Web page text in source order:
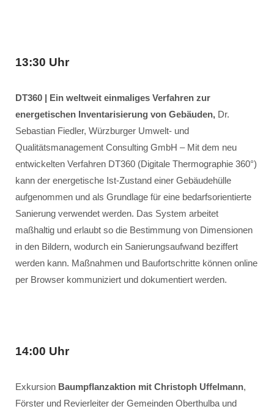
13:30 Uhr
DT360 | Ein weltweit einmaliges Verfahren zur
energetischen Inventarisierung von Gebäuden, Dr.
Sebastian Fiedler, Würzburger Umwelt- und
Qualitätsmanagement Consulting GmbH – Mit dem neu
entwickelten Verfahren DT360 (Digitale Thermographie 360°)
kann der energetische Ist-Zustand einer Gebäudehülle
aufgenommen und als Grundlage für eine bedarfsorientierte
Sanierung verwendet werden. Das System arbeitet
maßhaltig und erlaubt so die Bestimmung von Dimensionen
in den Bildern, wodurch ein Sanierungsaufwand beziffert
werden kann. Maßnahmen und Baufortschritte können online
per Browser kommuniziert und dokumentiert werden.
14:00 Uhr
Exkursion Baumpflanzaktion mit Christoph Uffelmann,
Förster und Revierleiter der Gemeinden Oberthulba und